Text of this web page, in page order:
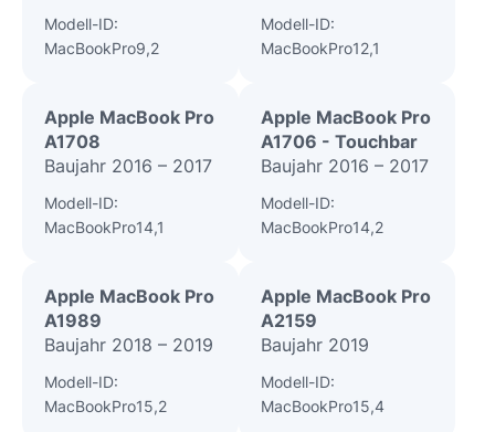
Modell-ID:
MacBookPro9,2
Modell-ID:
MacBookPro12,1
Apple MacBook Pro
A1708
Baujahr 2016 – 2017
Modell-ID:
MacBookPro14,1
Apple MacBook Pro
A1706 - Touchbar
Baujahr 2016 – 2017
Modell-ID:
MacBookPro14,2
Apple MacBook Pro
A1989
Baujahr 2018 – 2019
Modell-ID:
MacBookPro15,2
Apple MacBook Pro
A2159
Baujahr 2019
Modell-ID:
MacBookPro15,4